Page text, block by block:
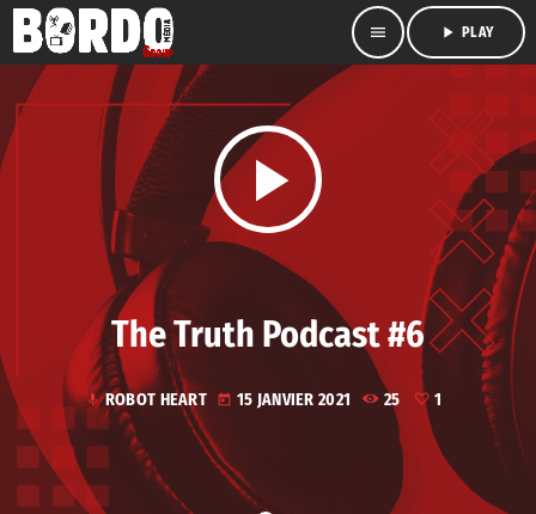
menu play_arrow PLAY
play_arrow
The Truth Podcast #6
mic ROBOT HEART today 15 JANVIER 2021 25 1